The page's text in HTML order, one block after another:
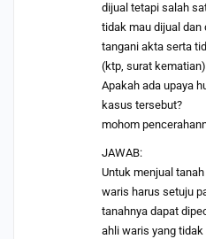
dijual tetapi salah
tidak mau dijual dan
tangani akta serta
(ktp, surat
Apakah ada upaya
kasus tersebut?
mohom
JAWAB:
Untuk menjual
waris harus setuju
tanahnya dapat
ahli waris yang